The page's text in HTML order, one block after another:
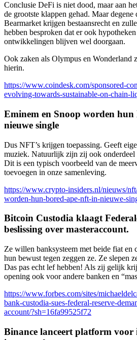
Conclusie DeFi is niet dood, maar aan
de grootste klappen gehad. Maar
Bearmarket krijgen bestaansrecht en
hebben besproken dat er ook
ontwikkelingen blijven wel doorgaan.
Ook zaken als Olympus en Wonderland
hierin.
https://www.coindesk.com/sponsored-
evolving-towards-sustainable-on-chain-
Eminem en Snoop worden
nieuwe single
Dus NFT’s krijgen toepassing. Geeft
muziek. Natuurlijk zijn zij ook onderdeel
Dit is een typisch voorbeeld van de
toevoegen in onze samenleving.
https://www.crypto-insiders.nl/nieuws/
worden-hun-bored-ape-nft-in-nieuwe-
Bitcoin Custodia klaagt
beslissing over masteraccount.
Ze willen banksysteem met beide fiat
hun bewust tegen zeggen ze. Ze slepen
Das pas echt lef hebben! Als zij gelijk
opening ook voor andere banken en
https://www.forbes.com/sites/
bank-custodia-sues-federal-reserve-
account/?sh=16fa99525f72
Binance lanceert platform